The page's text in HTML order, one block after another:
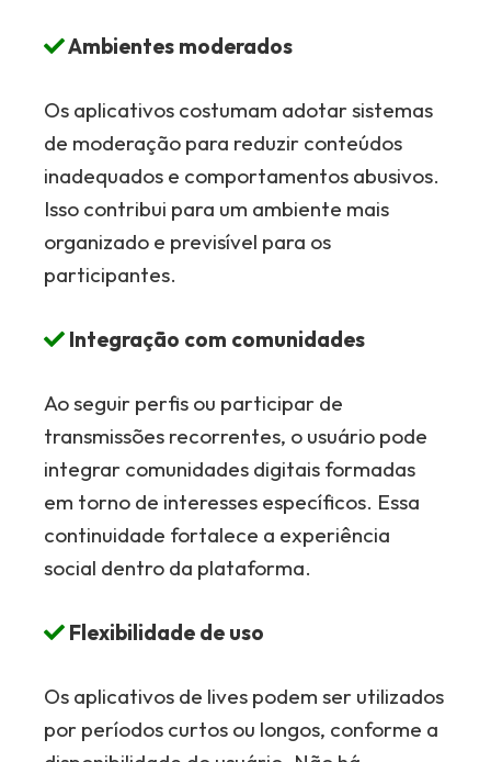
Ambientes moderados
Os aplicativos costumam adotar sistemas
de moderação para reduzir conteúdos
inadequados e comportamentos abusivos.
Isso contribui para um ambiente mais
organizado e previsível para os
participantes.
Integração com comunidades
Ao seguir perfis ou participar de
transmissões recorrentes, o usuário pode
integrar comunidades digitais formadas
em torno de interesses específicos. Essa
continuidade fortalece a experiência
social dentro da plataforma.
Flexibilidade de uso
Os aplicativos de lives podem ser utilizados
por períodos curtos ou longos, conforme a